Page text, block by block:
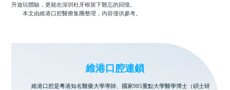
升遊玩體驗，更能在深圳杜牙根留下難忘的回憶。
本文由維港口腔醫療集團整理，內容僅供參考。
維港口腔連鎖
維港口腔是粵港知名醫藥大學導師、國家985重點大學醫學博士（碩士研